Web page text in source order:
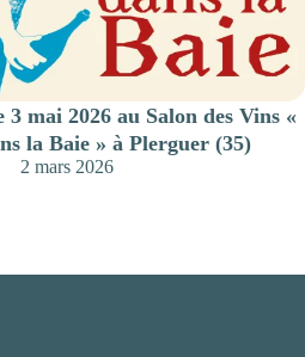
3 mai 2026 au Salon des Vins «
la Baie » à Plerguer (35)
2 mars 2026